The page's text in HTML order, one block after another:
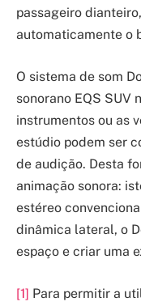
passageiro
automaticamente o
O sistema de som
sonorano EQS SUV
instrumentos ou as
estúdio podem ser
de audição. Desta
animação sonora:
estéreo
dinâmica lateral, o
espaço e criar uma
[1] Para permitir a